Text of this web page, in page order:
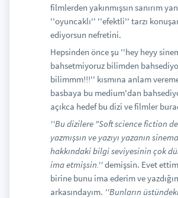
filmlerden yakınmışsın sanırım
''oyuncaklı'' ''efektli'' tarzı
ediyorsun nefretini.
Hepsinden önce şu ''hey heyy
bahsetmiyoruz bilimden
bilimmm!!!'' kısmına anlam
basbaya bu medium'dan
açıkca hedef bu dizi ve filmler
''Bu dizilere "Soft science fiction
yazmışsın ve yazıyı yazanın
hakkındaki bilgi seviyesinin çok
ima etmişsin.''demişsin. Evet
birine bunu ima ederim ve
arkasındayım. ''Bunların